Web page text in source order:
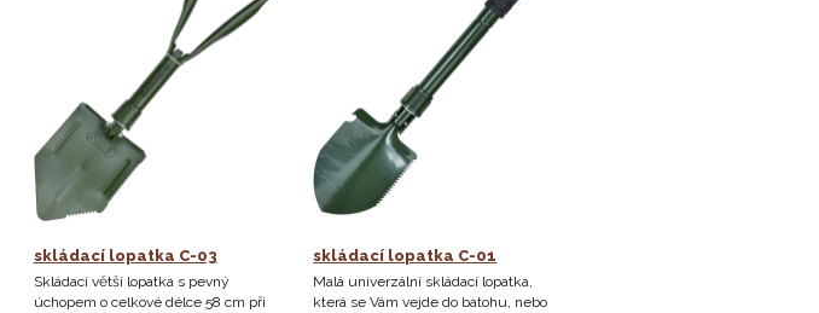
skládací lopatka C-03
Skládací větší lopatka s pevný
úchopem o celkové délce 58 cm při
skládací lopatka C-01
Malá univerzální skládací lopatka,
která se Vám vejde do batohu, nebo